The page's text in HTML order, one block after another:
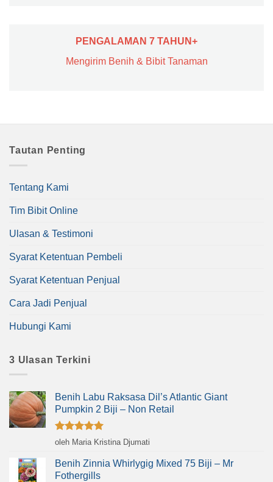
PENGALAMAN 7 TAHUN+
Mengirim Benih & Bibit Tanaman
Tautan Penting
Tentang Kami
Tim Bibit Online
Ulasan & Testimoni
Syarat Ketentuan Pembeli
Syarat Ketentuan Penjual
Cara Jadi Penjual
Hubungi Kami
3 Ulasan Terkini
Benih Labu Raksasa Dil’s Atlantic Giant
Pumpkin 2 Biji – Non Retail
Dinilai5
oleh Maria Kristina Djumati
Benih Zinnia Whirlygig Mixed 75 Biji – Mr
Fothergills